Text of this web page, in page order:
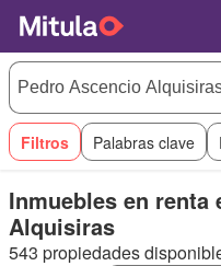
Filtros Palabras clave
Inmuebles en renta
Alquisiras
543 propiedades